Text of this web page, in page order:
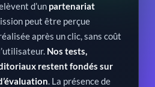
d’un partenariat
peut être perçue
après un clic, sans coût
Nos tests,
restent fondés sur
. La présence de